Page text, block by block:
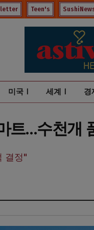
Teen's
미국Ⅰ 세계Ⅰ 경
트…수천개
결정"